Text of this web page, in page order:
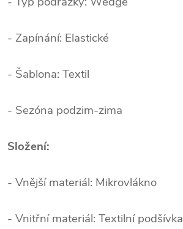
- Zapínání: Elastické
- Šablona: Textil
- Sezóna podzim-zima
Složení:
- Vnější materiál: Mikrovlákno
- Vnitřní materiál: Textilní podšívka